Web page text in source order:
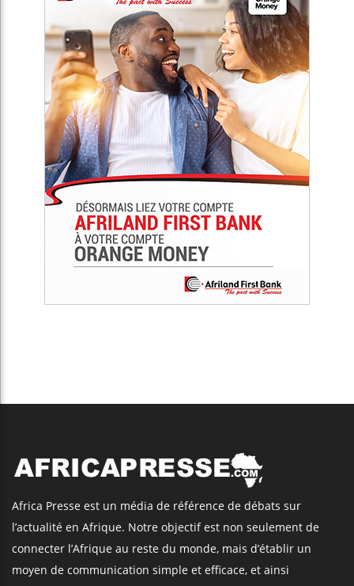
Africa Presse est un média de référence de débats sur
l’actualité en Afrique. Notre objectif est non seulement de
connecter l’Afrique au reste du monde, mais d’établir un
moyen de communication simple et efficace, et ainsi